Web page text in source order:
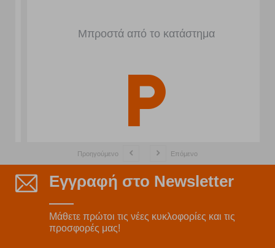
Μπροστά από το κατάστημα
Προηγούμενο Επόμενο
Εγγραφή στο Newsletter
Μάθετε πρώτοι τις νέες κυκλοφορίες και τις
προσφορές μας!